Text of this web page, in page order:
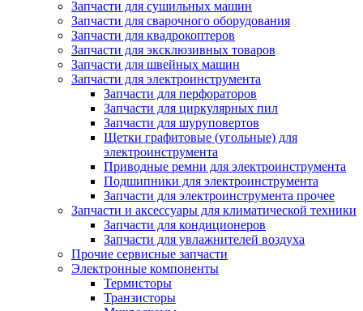
Запчасти для сушильных машин
Запчасти для сварочного оборудования
Запчасти для квадрокоптеров
Запчасти для эксклюзивных товаров
Запчасти для швейных машин
Запчасти для электроинструмента
Запчасти для перфораторов
Запчасти для циркулярных пил
Запчасти для шуруповертов
Щетки графитовые (угольные) для
электроинструмента
Приводные ремни для электроинструмента
Подшипники для электроинструмента
Запчасти для электроинструмента прочее
Запчасти и аксессуары для климатической техники
Запчасти для кондиционеров
Запчасти для увлажнителей воздуха
Прочие сервисные запчасти
Электронные компоненты
Термисторы
Транзисторы